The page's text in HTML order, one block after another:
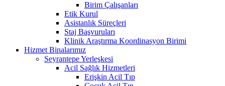
Birim Çalışanları
Etik Kurul
Asistanlık Süreçleri
Staj Başvuruları
Klinik Araştırma Koordinasyon Birimi
Hizmet Binalarımız
Seyrantepe Yerleşkesi
Acil Sağlık Hizmetleri
Erişkin Acil Tıp